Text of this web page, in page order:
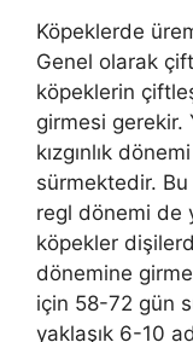
Köpeklerde
Genel olarak
köpeklerin
girmesi gerekir.
kızgınlık
sürmektedir.
regl dönemi de
köpekler
dönemine
için 58-72 gün
yaklaşık 6-10